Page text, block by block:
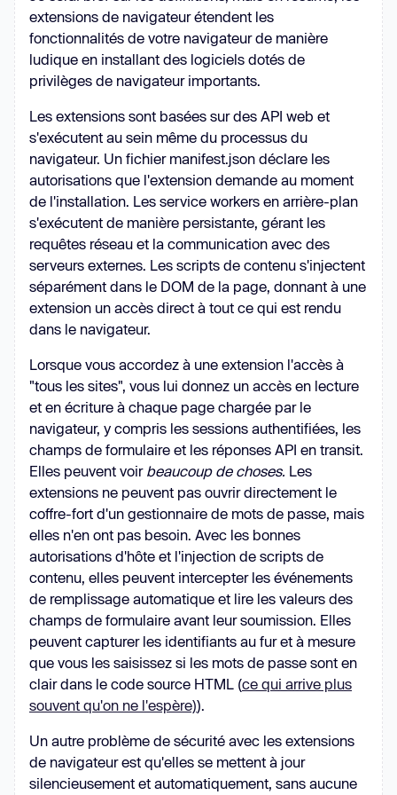
extensions de navigateur étendent les
fonctionnalités de votre navigateur de manière
ludique en installant des logiciels dotés de
privilèges de navigateur importants.
Les extensions sont basées sur des API web et
s'exécutent au sein même du processus du
navigateur. Un fichier manifest.json déclare les
autorisations que l'extension demande au moment
de l'installation. Les service workers en arrière-plan
s'exécutent de manière persistante, gérant les
requêtes réseau et la communication avec des
serveurs externes. Les scripts de contenu s'injectent
séparément dans le DOM de la page, donnant à une
extension un accès direct à tout ce qui est rendu
dans le navigateur.
Lorsque vous accordez à une extension l'accès à
"tous les sites", vous lui donnez un accès en lecture
et en écriture à chaque page chargée par le
navigateur, y compris les sessions authentifiées, les
champs de formulaire et les réponses API en transit.
Elles peuvent voir beaucoup de choses. Les
extensions ne peuvent pas ouvrir directement le
coffre-fort d'un gestionnaire de mots de passe, mais
elles n'en ont pas besoin. Avec les bonnes
autorisations d'hôte et l'injection de scripts de
contenu, elles peuvent intercepter les événements
de remplissage automatique et lire les valeurs des
champs de formulaire avant leur soumission. Elles
peuvent capturer les identifiants au fur et à mesure
que vous les saisissez si les mots de passe sont en
clair dans le code source HTML (ce qui arrive plus
souvent qu'on ne l'espère)).
Un autre problème de sécurité avec les extensions
de navigateur est qu'elles se mettent à jour
silencieusement et automatiquement, sans aucune